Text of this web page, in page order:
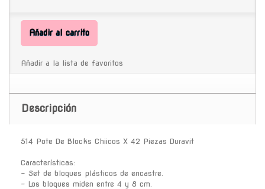
Añadir al carrito
Añadir a la lista de favoritos
Descripción
514 Pote De Blocks Chiicos X 42 Piezas Duravit
Características:
- Set de bloques plásticos de encastre.
- Los bloques miden entre 4 y 8 cm.